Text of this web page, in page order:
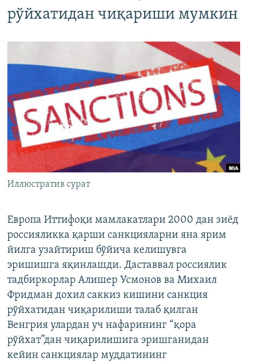
рўйхатидан чиқариши мумкин
Иллюстратив сурат
Европа Иттифоқи мамлакатлари 2000 дан зиёд
россияликка қарши санкцияларни яна ярим
йилга узайтириш бўйича келишувга
эришишга яқинлашди. Даставвал россиялик
тадбиркорлар Алишер Усмонов ва Михаил
Фридман дохил саккиз кишини санкция
рўйхатидан чиқарилиши талаб қилган
Венгрия улардан уч нафарининг “қора
рўйхат”дан чиқарилишига эришганидан
кейин санкциялар муддатининг